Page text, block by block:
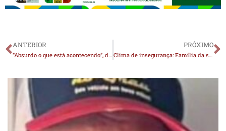
ANTERIOR
“Absurdo o que está acontecendo”, dispara governador João Azevêdo sobre retaliação dos EUA contra o Brasil
PRÓXIMO
Clima de insegurança: Família da secretária de Saúde é vítima de assalto na zona rural de Monteiro e população cobra reforço na segurança